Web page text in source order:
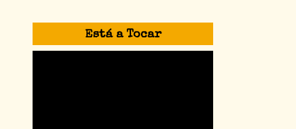
Está a Tocar